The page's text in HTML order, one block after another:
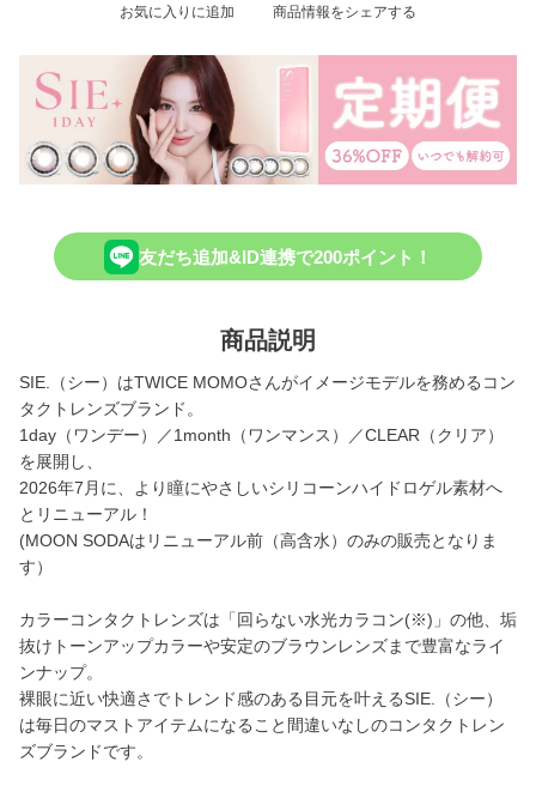
お気に入りに追加 商品情報をシェアする
友だち追加&ID連携で200ポイント！
商品説明
SIE.（シー）はTWICE MOMOさんがイメージモデルを務めるコン
タクトレンズブランド。
1day（ワンデー）／1month（ワンマンス）／CLEAR（クリア）
を展開し、
2026年7月に、より瞳にやさしいシリコーンハイドロゲル素材へ
とリニューアル！
(MOON SODAはリニューアル前（高含水）のみの販売となりま
す）
カラーコンタクトレンズは「回らない水光カラコン(※)」の他、垢
抜けトーンアップカラーや安定のブラウンレンズまで豊富なライ
ンナップ。
裸眼に近い快適さでトレンド感のある目元を叶えるSIE.（シー）
は毎日のマストアイテムになること間違いなしのコンタクトレン
ズブランドです。